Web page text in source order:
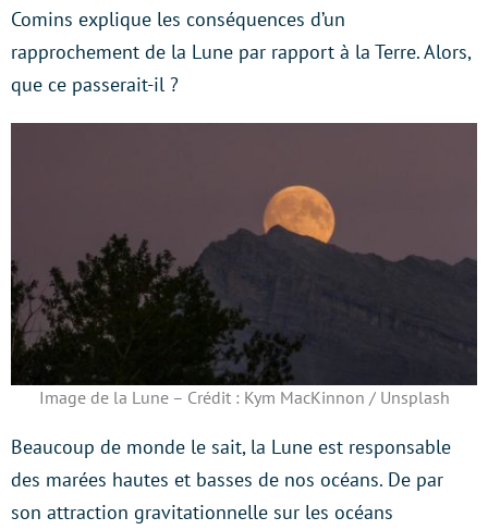
Comins explique les conséquences d’un
rapprochement de la Lune par rapport à la Terre. Alors,
que ce passerait-il ?
Image de la Lune – Crédit : Kym MacKinnon / Unsplash
Beaucoup de monde le sait, la Lune est responsable
des marées hautes et basses de nos océans. De par
son attraction gravitationnelle sur les océans